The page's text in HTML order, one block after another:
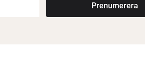
Prenumerera